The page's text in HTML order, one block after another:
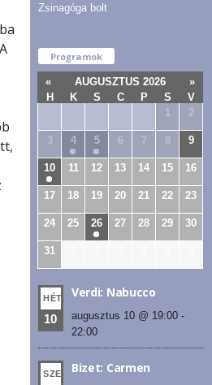
Zsinagóga bolt
Programok
« AUGUSZTUS 2026
»
H
K S C P S
V
2
3 4 5 6 7 8 9
10 11 12 13 14 15 16
17 18 19 20 21 22 23
24 25 26 27 28 29 30
31
HÉT
10
Verdi: Nabucco
augusztus 10 @ 19:00-
22:00
SZE Bizet: Carmen